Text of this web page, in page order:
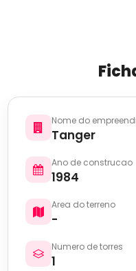
Nome do
Tanger
Ano de construcao
1984
Area do terreno
-
Numero de torres
1